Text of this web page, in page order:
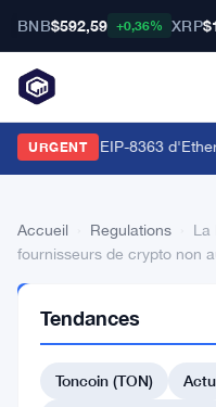
BNB$592,59 +0,36% XRP
URGENT
proposition EIP-8363
Accueil Regulations
La
fournisseurs de crypto non
La
FSMA
Tendances
Toncoin (TON)